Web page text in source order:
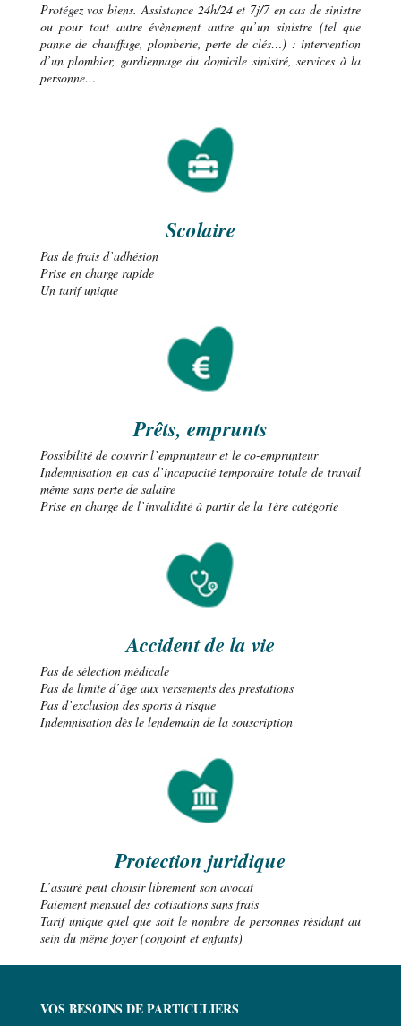
Protégez vos biens. Assistance 24h/24 et 7j/7 en cas de sinistre
ou pour tout autre évènement autre qu’un sinistre (tel que
panne de chauffage, plomberie, perte de clés…) : intervention
d’un plombier, gardiennage du domicile sinistré, services à la
personne…
Scolaire
Pas de frais d’adhésion
Prise en charge rapide
Un tarif unique
Prêts, emprunts
Possibilité de couvrir l’emprunteur et le co-emprunteur
Indemnisation en cas d’incapacité temporaire totale de travail
même sans perte de salaire
Prise en charge de l’invalidité à partir de la 1ère catégorie
Accident de la vie
Pas de sélection médicale
Pas de limite d’âge aux versements des prestations
Pas d’exclusion des sports à risque
Indemnisation dès le lendemain de la souscription
Protection juridique
L’assuré peut choisir librement son avocat
Paiement mensuel des cotisations sans frais
Tarif unique quel que soit le nombre de personnes résidant au
sein du même foyer (conjoint et enfants)
VOS BESOINS DE PARTICULIERS